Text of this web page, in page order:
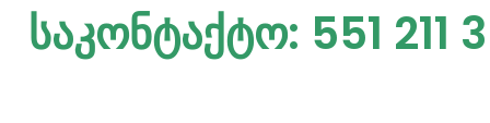
საკონტაქტო: 551 211